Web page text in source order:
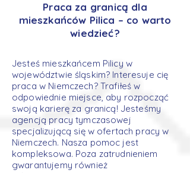
Praca za granicą dla
mieszkańców Pilica – co warto
wiedzieć?
Jesteś mieszkańcem Pilicy w
województwie śląskim? Interesuje cię
praca w Niemczech? Trafiłeś w
odpowiednie miejsce, aby rozpocząć
swoją karierę za granicą! Jesteśmy
agencją pracy tymczasowej
specjalizującą się w ofertach pracy w
Niemczech. Nasza pomoc jest
kompleksowa. Poza zatrudnieniem
gwarantujemy również